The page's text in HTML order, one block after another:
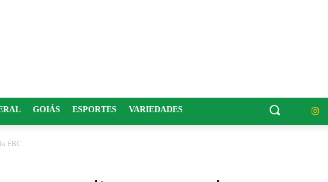
GOIÁS ESPORTES VARIEDADES
EBC